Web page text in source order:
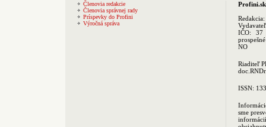
Členovia redakcie
Členovia správnej rady
Príspevky do Profini
Výročná správa
Profini.sk
Redakcia:
IČO: 37
NO
Riaditeľ
ISSN:
sme